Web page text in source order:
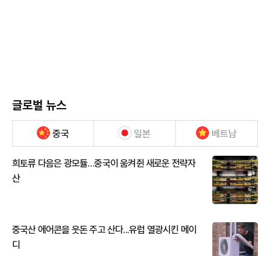
글로벌 뉴스
중국 일본 베트남
희토류 다음은 광모듈…중국이 움켜쥔 새로운 전략자
산
중국산 에어콘을 웃돈 주고 산다...유럽 열광시킨 메이
디